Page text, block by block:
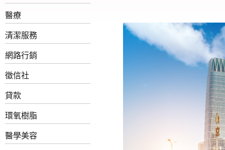
醫療
清潔服務
網路行銷
徵信社
貸款
環氧樹脂
醫學美容